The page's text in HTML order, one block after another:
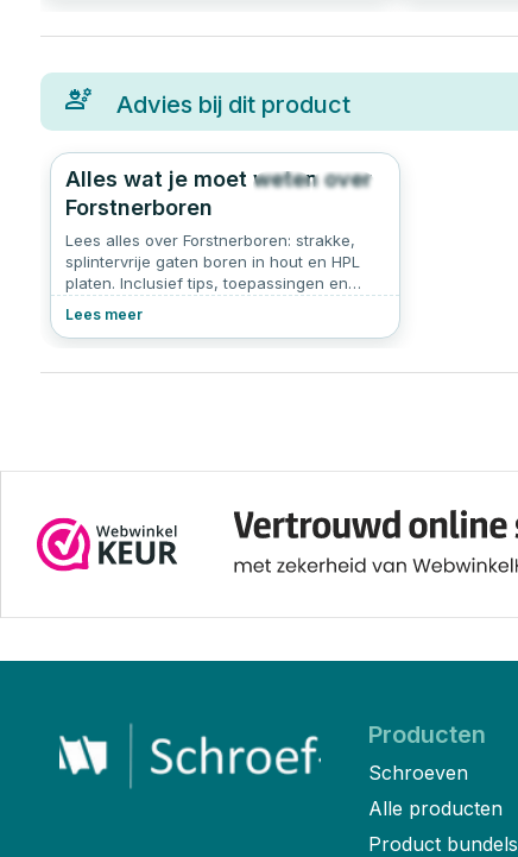
Advies bij dit product
40 0.0
Alles wat je moet weten over
Forstnerboren
Lees alles over Forstnerboren: strakke,
splintervrije gaten boren in hout en HPL
platen. Inclusief tips, toepassingen en
Lees meer
Producten
Schroeven
Alle producten
Product bundels